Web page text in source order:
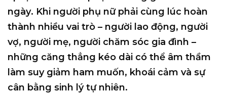
ngày. Khi người phụ nữ phải cùng lúc hoàn
thành nhiều vai trò – người lao động, người
vợ, người mẹ, người chăm sóc gia đình –
những căng thẳng kéo dài có thể âm thầm
làm suy giảm ham muốn, khoái cảm và sự
cân bằng sinh lý tự nhiên.